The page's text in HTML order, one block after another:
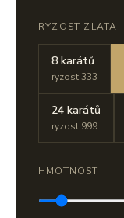
RYZOST ZLATA
8 karátů
ryzost 333
24 karátů
ryzost 999
HMOTNOST